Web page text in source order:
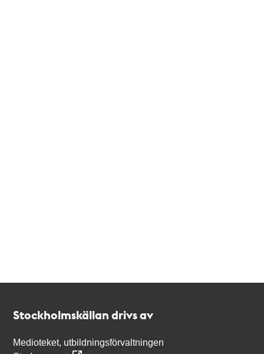
Stockholmskällan drivs av
Medioteket, utbildningsförvaltningen